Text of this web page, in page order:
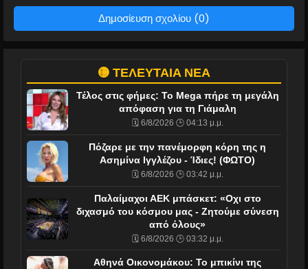
Δημοσίευση σχολίου (0)
🟡 ΤΕΛΕΥΤΑΙΑ ΝΕΑ
Τέλος στις φήμες: Το Mega πήρε τη μεγάλη
απόφαση για τη Γιάμαλη
🗓️ 6/8/2026 🕒 04:13 μ.μ.
Πόζαρε με την πανέμορφη κόρη της η
Ασημίνα Ιγγλέζου - Ίδιες! (ΦΩΤΟ)
🗓️ 6/8/2026 🕒 03:42 μ.μ.
Παλαίμαχοι ΑΕΚ μπάσκετ: «Οχι στο
διχασμό του κόσμου μας - Ζητούμε σύνεση
από όλους»
🗓️ 6/8/2026 🕒 03:32 μ.μ.
Αθηνά Οικονομάκου: Το μπικίνι της